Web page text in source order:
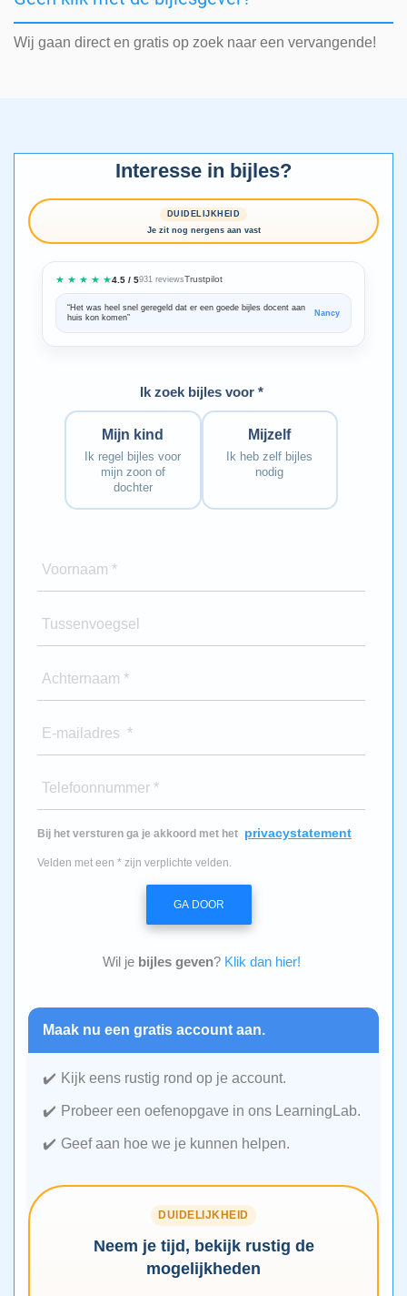
Wij gaan direct en gratis op zoek naar een vervangende!
Interesse in bijles?
DUIDELIJKHEID
Je zit nog nergens aan vast
★ ★ ★ ★ ★4.5 / 5931 reviewsTrustpilot
“Het was heel snel geregeld dat er een goede bijles docent aan
huis kon komen”
Nancy
Ik zoek bijles voor *
Mijn kind
Ik regel bijles voor
mijn zoon of
dochter
Mijzelf
Ik heb zelf bijles
nodig
Voornaam *
Tussenvoegsel
Achternaam *
E-mailadres *
Telefoonnummer *
Bij het versturen ga je akkoord met het privacystatement
Velden met een * zijn verplichte velden.
GA DOOR
Wil je bijles geven? Klik dan hier!
Maak nu een gratis account aan.
Kijk eens rustig rond op je account.
Probeer een oefenopgave in ons LearningLab.
Geef aan hoe we je kunnen helpen.
DUIDELIJKHEID
Neem je tijd, bekijk rustig de
mogelijkheden